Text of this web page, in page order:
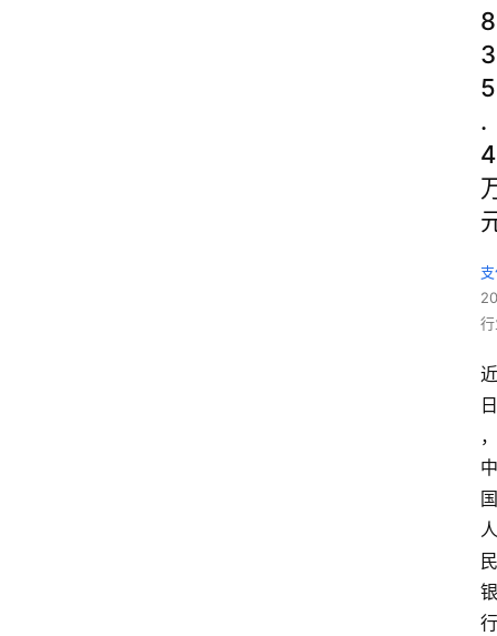
8
3
5
.
4
近
日
，
中
国
人
民
银
行